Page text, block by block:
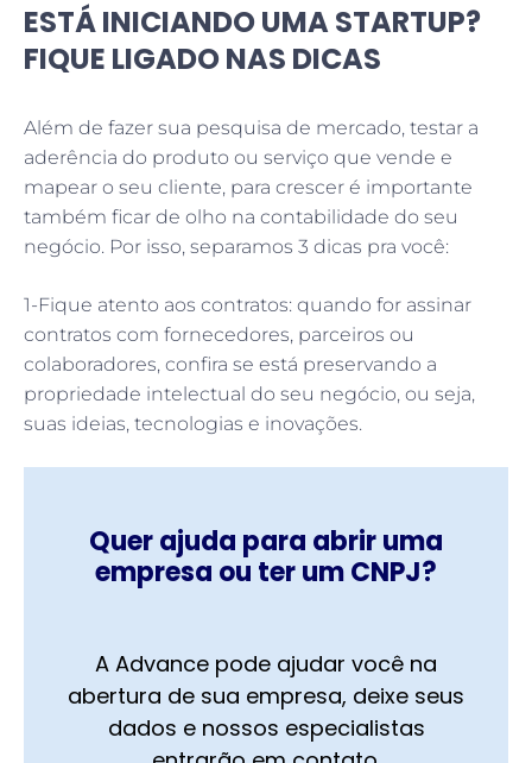
ESTÁ INICIANDO UMA STARTUP?
FIQUE LIGADO NAS DICAS
Além de fazer sua pesquisa de mercado, testar a
aderência do produto ou serviço que vende e
mapear o seu cliente, para crescer é importante
também ficar de olho na contabilidade do seu
negócio. Por isso, separamos 3 dicas pra você:
1-Fique atento aos contratos: quando for assinar
contratos com fornecedores, parceiros ou
colaboradores, confira se está preservando a
propriedade intelectual do seu negócio, ou seja,
suas ideias, tecnologias e inovações.
Quer ajuda para abrir uma
empresa ou ter um CNPJ?
A Advance pode ajudar você na
abertura de sua empresa, deixe seus
dados e nossos especialistas